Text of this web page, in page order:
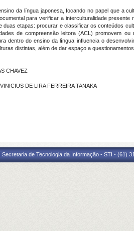
da língua japonesa, focando no papel que a
para verificar a interculturalidade
duas etapas: procurar e classificar os conteúdos
de compreensão leitora (ACL) promovem
dentro do ensino da língua influencia o
distintas, além de dar espaço a
CHAVEZ
DE LIRA FERREIRA TANAKA
Secretaria de Tecnologia da Informação - STI - (61)